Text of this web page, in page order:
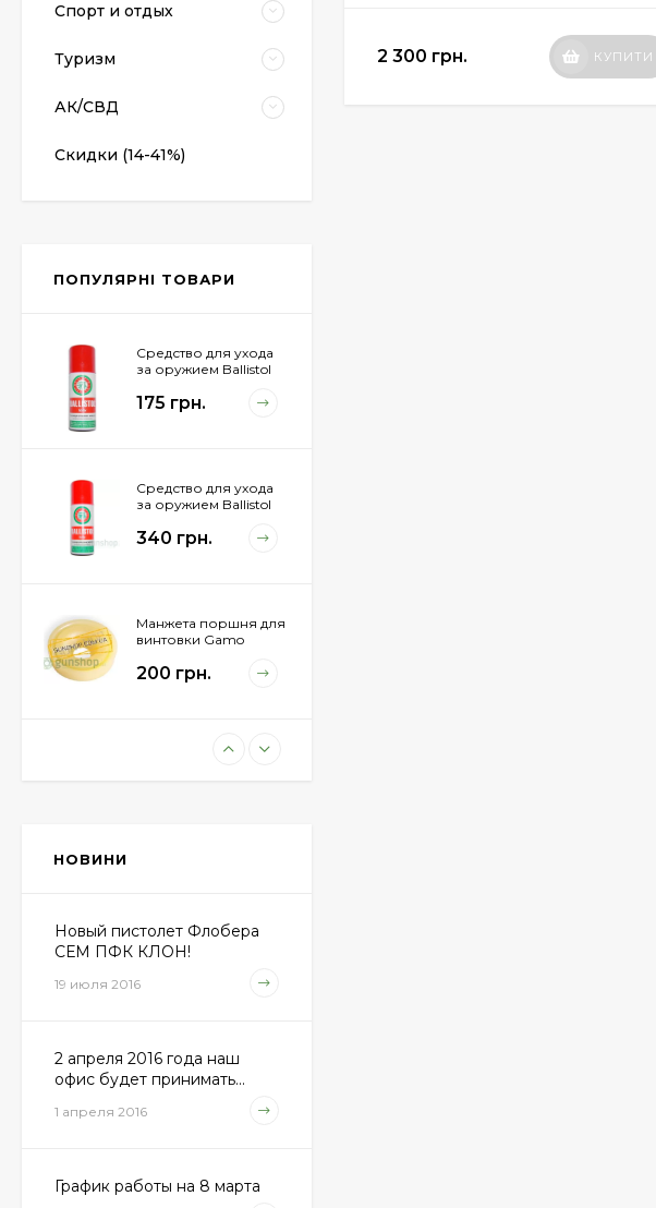
2 300 грн. КУПИТИ
Спорт и отдых
Туризм
АК/СВД
Скидки (14-41%)
ПОПУЛЯРНІ ТОВАРИ
Средство для ухода
за оружием Ballistol
175 грн.
Средство для ухода
за оружием Ballistol
340 грн.
Манжета поршня для
винтовки Gamo
200 грн.
(500шт.)
690 грн.
Combat Classic
6 540 грн.
Sellier&Bellot
НОВИНИ
Новый пистолет Флобера
СЕМ ПФК КЛОН!
19 июля 2016
2 апреля 2016 года наш
офис будет принимать...
1 апреля 2016
График работы на 8 марта